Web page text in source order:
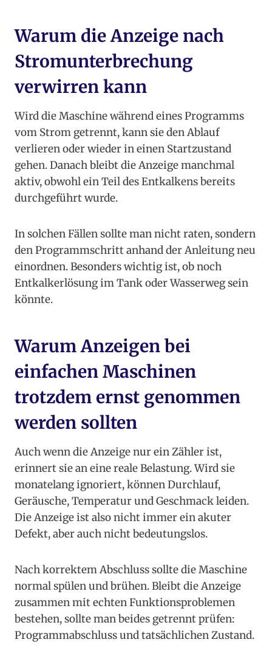
Warum die Anzeige nach
Stromunterbrechung
verwirren kann
Wird die Maschine während eines Programms
vom Strom getrennt, kann sie den Ablauf
verlieren oder wieder in einen Startzustand
gehen. Danach bleibt die Anzeige manchmal
aktiv, obwohl ein Teil des Entkalkens bereits
durchgeführt wurde.
In solchen Fällen sollte man nicht raten, sondern
den Programmschritt anhand der Anleitung neu
einordnen. Besonders wichtig ist, ob noch
Entkalkerlösung im Tank oder Wasserweg sein
könnte.
Warum Anzeigen bei
einfachen Maschinen
trotzdem ernst genommen
werden sollten
Auch wenn die Anzeige nur ein Zähler ist,
erinnert sie an eine reale Belastung. Wird sie
monatelang ignoriert, können Durchlauf,
Geräusche, Temperatur und Geschmack leiden.
Die Anzeige ist also nicht immer ein akuter
Defekt, aber auch nicht bedeutungslos.
Nach korrektem Abschluss sollte die Maschine
normal spülen und brühen. Bleibt die Anzeige
zusammen mit echten Funktionsproblemen
bestehen, sollte man beides getrennt prüfen:
Programmabschluss und tatsächlichen Zustand.